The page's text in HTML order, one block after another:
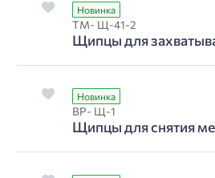
Новинка
ТМ- Щ-41-2
Щипцы для
Новинка
ВР- Щ-1
Щипцы для снятия